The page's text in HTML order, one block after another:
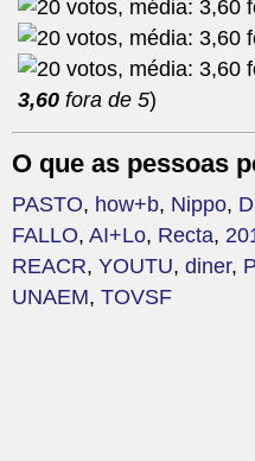
3,60 fora de 5)
O que as pessoas
PASTO, how+b, Nippo,
FALLO, AI+Lo, Recta,
REACR, YOUTU, diner,
UNAEM, TOVSF